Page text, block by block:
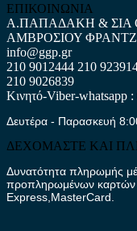
ΕΠΙΚΟΙΝΩΝΙΑ
Α.ΠΑΠΑΔΑΚΗ & ΣΙΑ
ΑΜΒΡΟΣΙΟΥ
info@ggp.gr
210 9012444 210
210 9026839
Κινητό-Viber-whatsapp
Δευτέρα - Παρασκευή
ΔΕΧΟΜΑΣΤΕ ΚΑΙ
Δυνατότητα πληρωμής
προπληρωμένων
Express,MasterCard.